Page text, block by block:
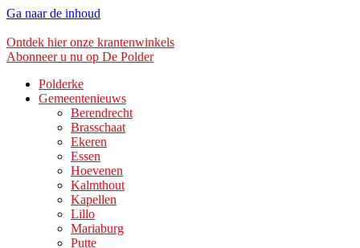
Ga naar de inhoud
Ontdek hier onze krantenwinkels
Abonneer u nu op De Polder
Polderke
Gemeentenieuws
Berendrecht
Brasschaat
Ekeren
Essen
Hoevenen
Kalmthout
Kapellen
Lillo
Mariaburg
Putte